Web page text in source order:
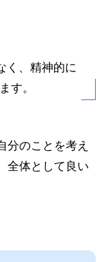
く、精神的に
す。
分のことを考え
全体として良い